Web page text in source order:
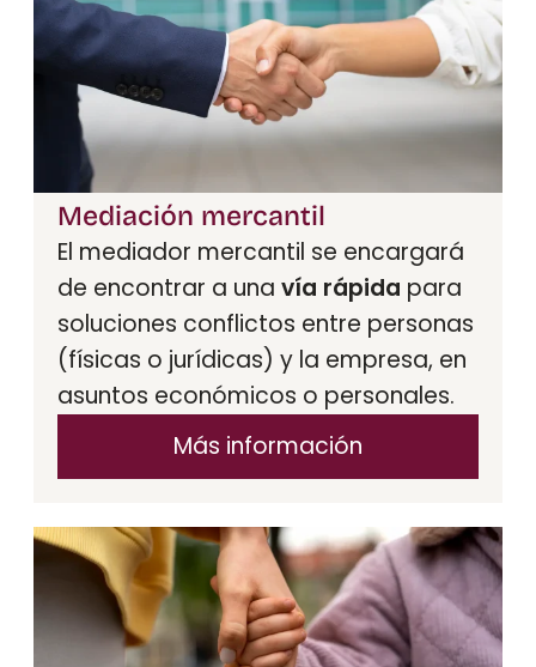
Mediación mercantil
El mediador mercantil se encargará
de encontrar a una vía rápida para
soluciones conflictos entre personas
(físicas o jurídicas) y la empresa, en
asuntos económicos o personales.
Más información